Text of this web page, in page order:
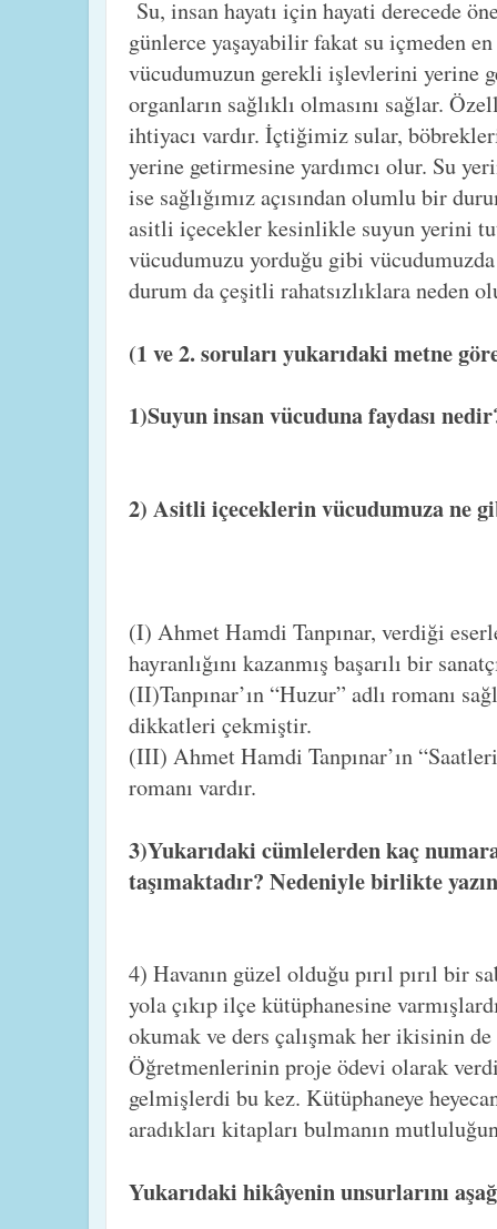
Su, insan hayatı için hayati derecede
günlerce yaşayabilir fakat su içmeden
vücudumuzun gerekli işlevlerini yerine
organların sağlıklı olmasını sağlar.
ihtiyacı vardır. İçtiğimiz sular,
yerine getirmesine yardımcı olur. Su
ise sağlığımız açısından olumlu bir
asitli içecekler kesinlikle suyun yerini
vücudumuzu yorduğu gibi
durum da çeşitli rahatsızlıklara neden
(1 ve 2. soruları yukarıdaki metne
1)Suyun insan vücuduna faydası
2) Asitli içeceklerin vücudumuza ne
(I) Ahmet Hamdi Tanpınar, verdiği
hayranlığını kazanmış başarılı bir
(II)Tanpınar’ın “Huzur” adlı romanı
dikkatleri çekmiştir.
(III) Ahmet Hamdi Tanpınar’ın
romanı vardır.
3)Yukarıdaki cümlelerden kaç
taşımaktadır? Nedeniyle birlikte
4) Havanın güzel olduğu pırıl pırıl bir
yola çıkıp ilçe kütüphanesine
okumak ve ders çalışmak her ikisinin
Öğretmenlerinin proje ödevi olarak
gelmişlerdi bu kez. Kütüphaneye
aradıkları kitapları bulmanın
Yukarıdaki hikâyenin unsurlarını